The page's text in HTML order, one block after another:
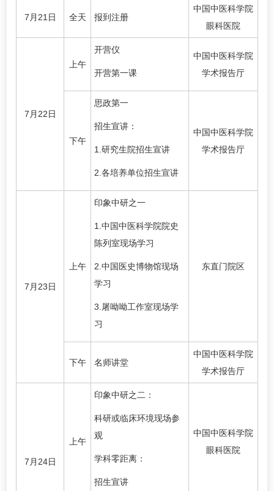
7月21日 全天 报到注册
中国中医科学院
眼科医院
7月22日
上午
开营仪
开营第一课
中国中医科学院
学术报告厅
下午
思政第一
招生宣讲：
1.研究生院招生宣讲
2.各培养单位招生宣讲
中国中医科学院
学术报告厅
7月23日
上午
印象中研之一
1.中国中医科学院院史
陈列室现场学习
2.中国医史博物馆现场
学习
3.屠呦呦工作室现场学
习
东直门院区
下午 名师讲堂
中国中医科学院
学术报告厅
7月24日
上午
印象中研之二：
科研或临床环境现场参
观
学科零距离：
招生宣讲
中国中医科学院
眼科医院